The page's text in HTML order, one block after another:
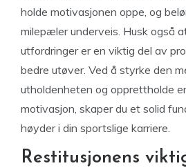
holde motivasjonen oppe, og
milepæler underveis. Husk også
utfordringer er en viktig del av
bedre utøver. Ved å styrke den
utholdenheten og opprettholde
motivasjon, skaper du et solid
høyder i din sportslige karriere.
Restitusjonens